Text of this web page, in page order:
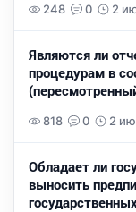
248 0 2
Являются ли
процедурам в
818 0 2
Обладает ли
выносить